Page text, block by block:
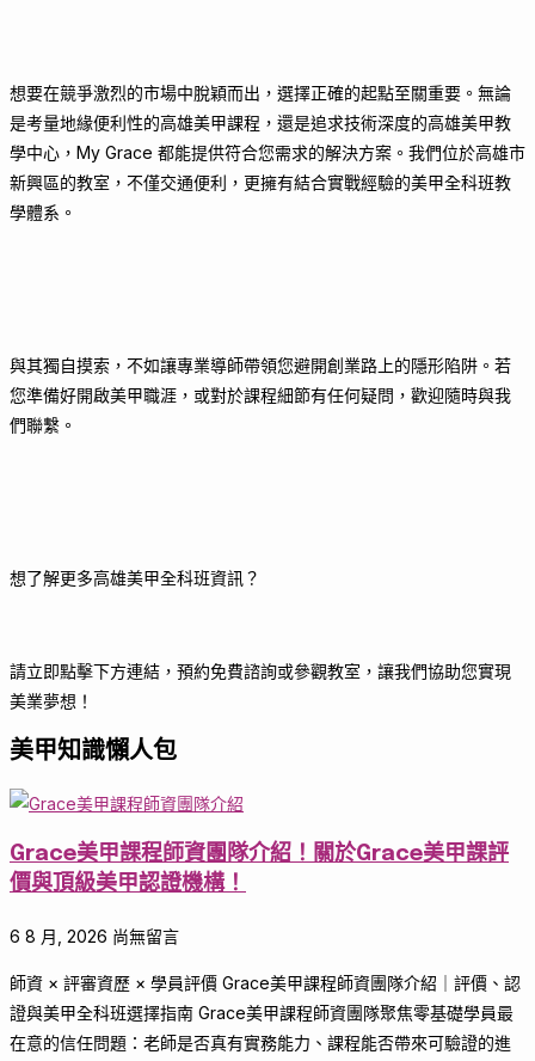
想要在競爭激烈的市場中脫穎而出，選擇正確的起點至關重要。無論
是考量地緣便利性的高雄美甲課程，還是追求技術深度的高雄美甲教
學中心，My Grace 都能提供符合您需求的解決方案。我們位於高雄市
新興區的教室，不僅交通便利，更擁有結合實戰經驗的美甲全科班教
學體系。
與其獨自摸索，不如讓專業導師帶領您避開創業路上的隱形陷阱。若
您準備好開啟美甲職涯，或對於課程細節有任何疑問，歡迎隨時與我
們聯繫。
想了解更多高雄美甲全科班資訊？
請立即點擊下方連結，預約免費諮詢或參觀教室，讓我們協助您實現
美業夢想！
美甲知識懶人包
Grace美甲課程師資團隊介紹！關於Grace美甲課評
價與頂級美甲認證機構！
6 8 月, 2026 尚無留言
師資 × 評審資歷 × 學員評價 Grace美甲課程師資團隊介紹｜評價、認
證與美甲全科班選擇指南 Grace美甲課程師資團隊聚焦零基礎學員最
在意的信任問題：老師是否真有實務能力、課程能否帶來可驗證的進